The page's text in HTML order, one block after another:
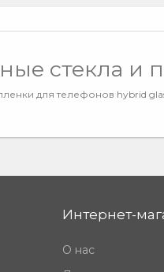
стекла и
для телефонов hybrid
Интернет-
О нас